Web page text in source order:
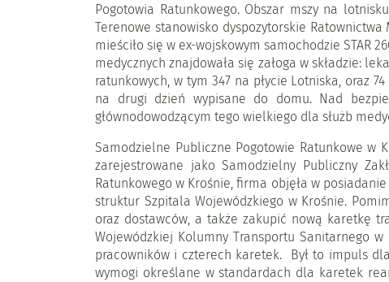
Pogotowia Ratunkowego. Obszar mszy na
Terenowe stanowisko dyspozytorskie
mieściło się w ex-wojskowym samochodzie STAR
medycznych znajdowała się załoga w składzie:
ratunkowych, w tym 347 na płycie Lotniska, oraz
na drugi dzień wypisane do domu. Nad
głównodowodzącym tego wielkiego dla służb
Samodzielne Publiczne Pogotowie Ratunkowe w
zarejestrowane jako Samodzielny Publiczny
Ratunkowego w Krośnie, firma objęła w
struktur Szpitala Wojewódzkiego w Krośnie.
oraz dostawców, a także zakupić nową karetkę
Wojewódzkiej Kolumny Transportu Sanitarnego
pracowników i czterech karetek. Był to impuls
wymogi określane w standardach dla karetek